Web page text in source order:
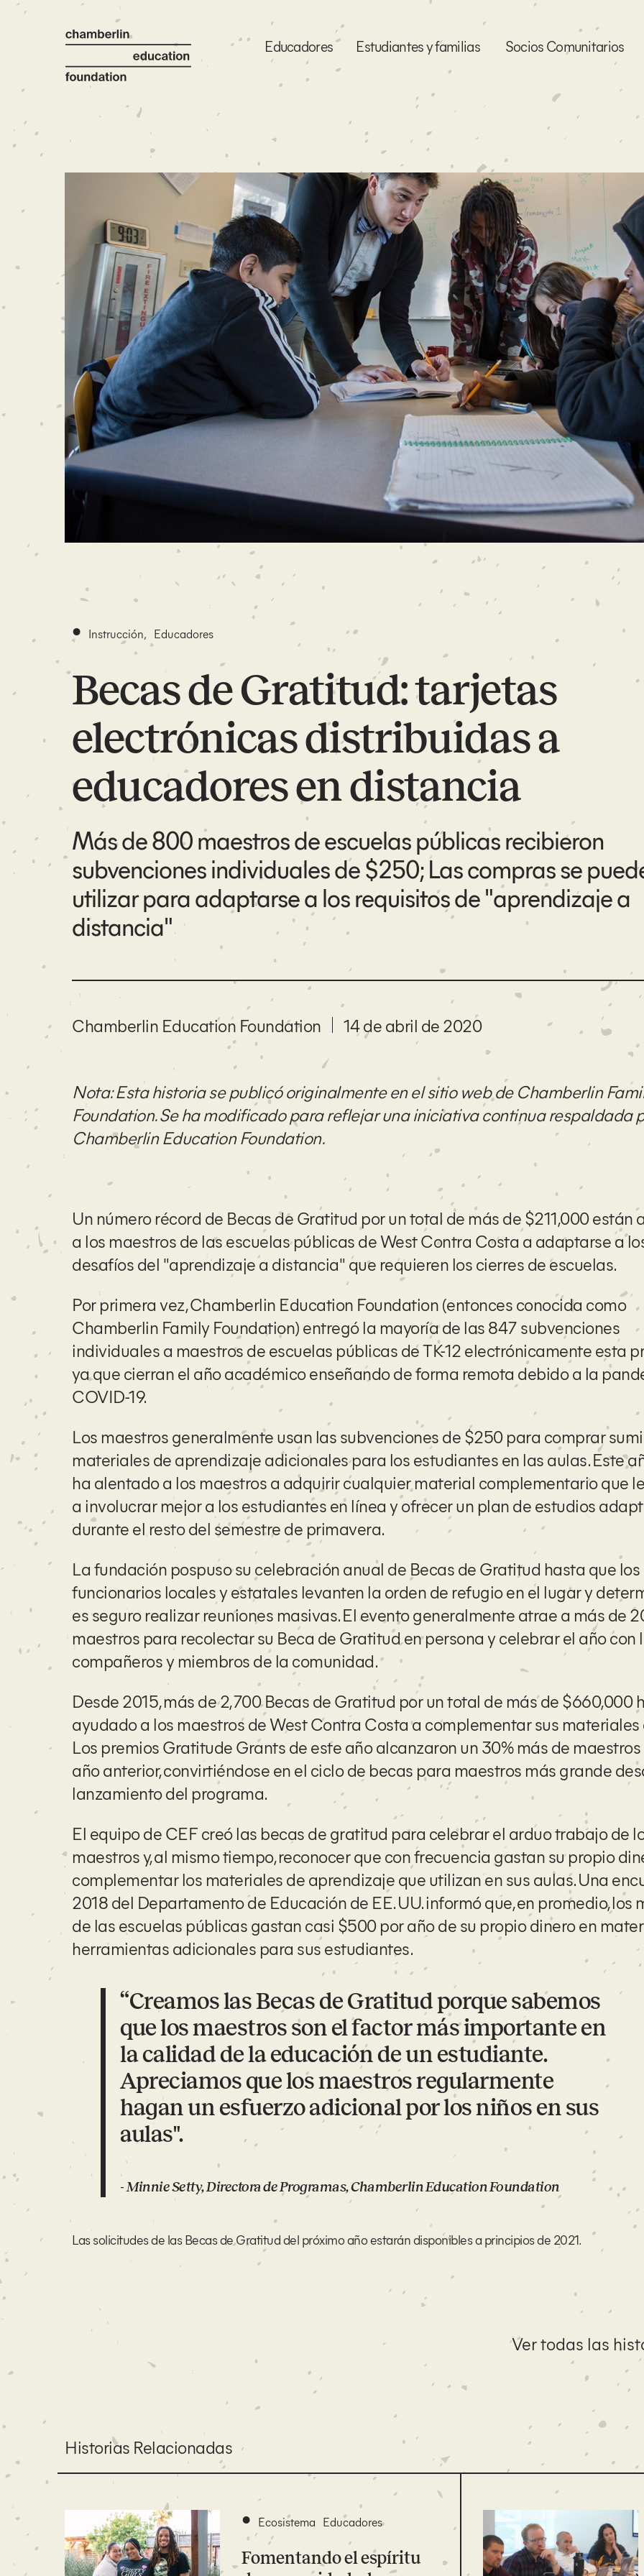
Educadores Estudiantes y familias Socios Comunitarios
• Instrucción, Educadores
Becas de Gratitud: tarjetas
electrónicas distribuidas a
educadores en distancia
Más de 800 maestros de escuelas públicas recibieron
subvenciones individuales de $250; Las compras se
utilizar para adaptarse a los requisitos de "aprendizaje a
distancia"
Chamberlin Education Foundation 14 de abril de 2020
Nota: Esta historia se publicó originalmente en el sitio web de Chamberlin
Foundation. Se ha modificado para reflejar una iniciativa continua respaldada
Chamberlin Education Foundation.
Un número récord de Becas de Gratitud por un total de más de $211,000 están
a los maestros de las escuelas públicas de West Contra Costa a adaptarse a
desafíos del "aprendizaje a distancia" que requieren los cierres de escuelas.
Por primera vez, Chamberlin Education Foundation (entonces conocida como
Chamberlin Family Foundation) entregó la mayoría de las 847 subvenciones
individuales a maestros de escuelas públicas de TK-12 electrónicamente esta
ya que cierran el año académico enseñando de forma remota debido a la
COVID-19.
Los maestros generalmente usan las subvenciones de $250 para comprar
materiales de aprendizaje adicionales para los estudiantes en las aulas. Este
ha alentado a los maestros a adquirir cualquier material complementario que
a involucrar mejor a los estudiantes en línea y ofrecer un plan de estudios
durante el resto del semestre de primavera.
La fundación pospuso su celebración anual de Becas de Gratitud hasta que los
funcionarios locales y estatales levanten la orden de refugio en el lugar y
es seguro realizar reuniones masivas. El evento generalmente atrae a más de
maestros para recolectar su Beca de Gratitud en persona ycelebrar el año con
compañerosy miembros de la comunidad.
Desde 2015, más de 2,700 Becas de Gratitud por un total de más de $660,000
ayudado a los maestros de West Contra Costa a complementar sus materiales
Los premios Gratitude Grants de este año alcanzaron un 30% más de
año anterior, convirtiéndose en el ciclo de becas para maestros más grande
lanzamiento del programa.
El equipo de CEF creó las becas de gratitud para celebrar el arduo trabajo de
maestros y, al mismo tiempo, reconocer que con frecuencia gastan su propio
complementar los materiales de aprendizaje que utilizan en sus aulas.Una
2018del Departamento de Educación de EE. UU. informó que, en promedio, los
de las escuelas públicas gastan casi $500 por año de su propio dinero en
herramientas adicionales para sus estudiantes.
“Creamos las Becas de Gratitud porque sabemos
que los maestros son el factor más importante en
la calidad de la educación de un estudiante.
Apreciamos que los maestros regularmente
hagan un esfuerzo adicional por los niños en sus
aulas".
- Minnie Setty, Directora de Programas, Chamberlin Education Foundation
Las solicitudes de las Becas de Gratitud del próximo año estarán disponibles a principios de 2021.
Ver todas las
Historias Relacionadas
• Ecosistema Educadores
Fomentando el espíritu